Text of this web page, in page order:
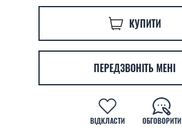
КУПИТИ
ПЕРЕДЗВОНІТЬ МЕНІ
ВІДКЛАСТИ ОБГОВОРИТИ